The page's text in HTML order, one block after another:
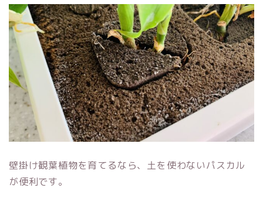
壁掛け観葉植物を育てるなら、土を使わないパスカル
が便利です。